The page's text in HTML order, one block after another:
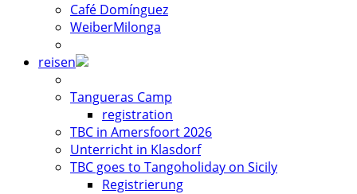
Café Domínguez
WeiberMilonga
reisen
Tangueras Camp
registration
TBC in Amersfoort 2026
Unterricht in Klasdorf
TBC goes to Tangoholiday on Sicily
Registrierung